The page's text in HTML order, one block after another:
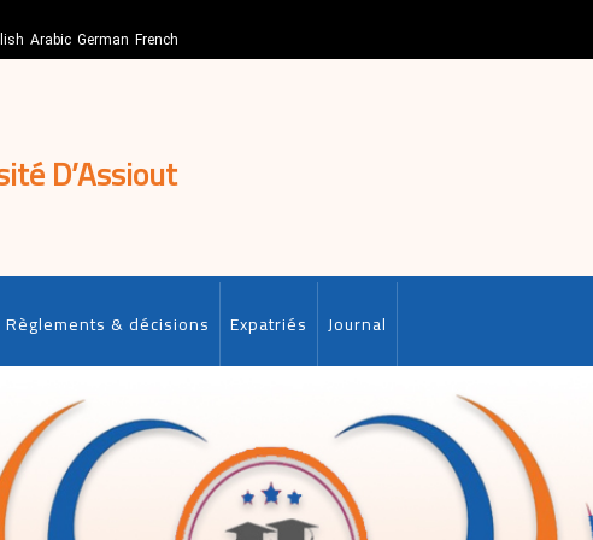
Arabic German French
D’Assiout
Règlements & décisions Expatriés Journal